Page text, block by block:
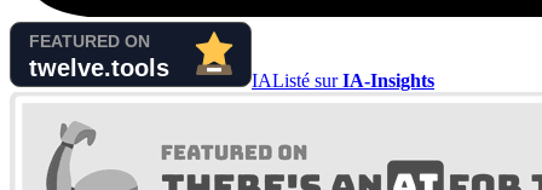
IAListé surIA-Insights